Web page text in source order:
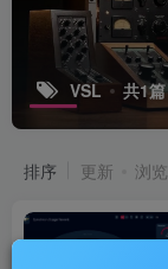
VSL 共1篇
排序 更新 浏览